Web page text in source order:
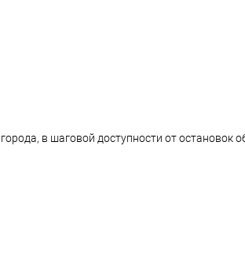
в шаговой доступности от остановок